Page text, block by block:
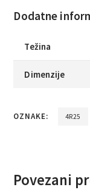
Dodatne
Težina
Dimenzije
OZNAKE: 4R25
Povezani